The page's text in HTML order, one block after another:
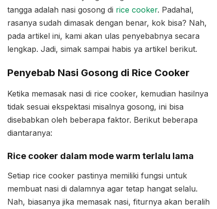
tangga adalah nasi gosong di rice cooker. Padahal,
rasanya sudah dimasak dengan benar, kok bisa? Nah,
pada artikel ini, kami akan ulas penyebabnya secara
lengkap. Jadi, simak sampai habis ya artikel berikut.
Penyebab Nasi Gosong di Rice Cooker
Ketika memasak nasi di rice cooker, kemudian hasilnya
tidak sesuai ekspektasi misalnya gosong, ini bisa
disebabkan oleh beberapa faktor. Berikut beberapa
diantaranya:
Rice cooker dalam mode warm terlalu lama
Setiap rice cooker pastinya memiliki fungsi untuk
membuat nasi di dalamnya agar tetap hangat selalu.
Nah, biasanya jika memasak nasi, fiturnya akan beralih